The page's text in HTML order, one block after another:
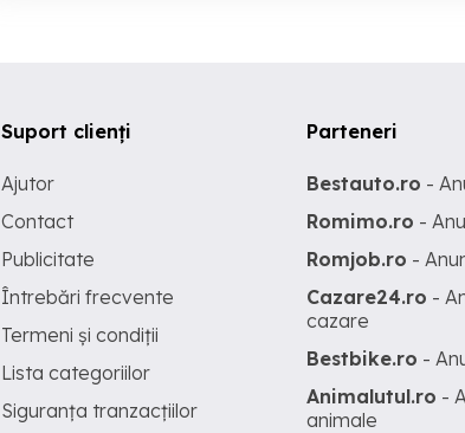
Suport clienți
Ajutor
Contact
Publicitate
Întrebări frecvente
Termeni și condiții
Lista categoriilor
Siguranța tranzacțiilor
Parteneri
Bestauto.ro -
Romimo.ro -
Romjob.ro -
Cazare24.ro -
cazare
Bestbike.ro -
Animalutul.ro -
animale